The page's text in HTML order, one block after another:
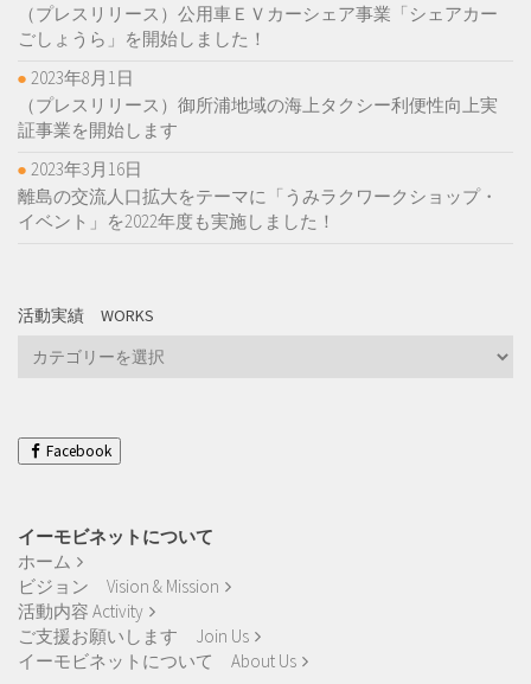
（プレスリリース）公用車ＥＶカーシェア事業「シェアカー
ごしょうら」を開始しました！
（プレスリリース）御所浦地域の海上タクシー利便性向上実
証事業を開始します
2023年8月1日
離島の交流人口拡大をテーマに「うみラクワークショップ・
イベント」を2022年度も実施しました！
2023年3月16日
活動実績 WORKS
動
WorksFacebook
イーモビネットについて
ホーム
ビジョン Vision & Mission
活動内容 Activity
ご支援お願いします Join Us
イーモビネットについて About Us